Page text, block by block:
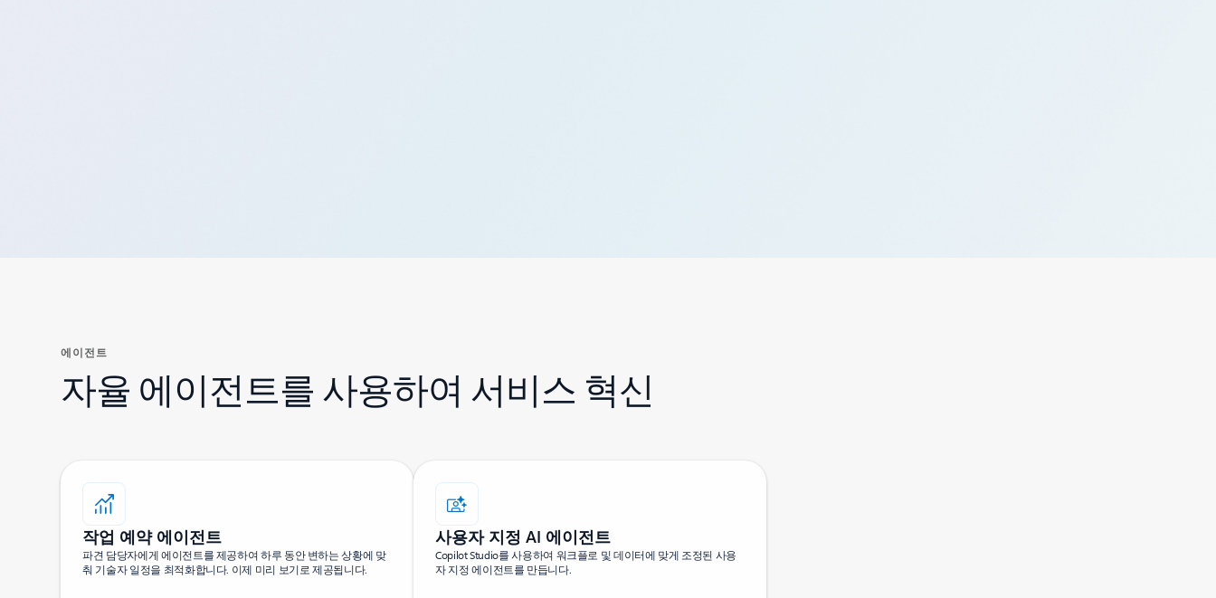
에이전트
자율 에이전트를 사용하여 서비스 혁신
작업 예약 에이전트
파견 담당자에게 에이전트를 제공하여 하루 동안 변하는 상황에 맞
춰 기술자 일정을 최적화합니다. 이제 미리 보기로 제공됩니다.
사용자 지정 AI 에이전트
Copilot Studio를 사용하여 워크플로 및 데이터에 맞게 조정된 사용
자 지정 에이전트를 만듭니다.